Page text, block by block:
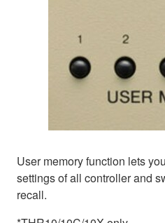
User memory function lets
settings of all controller and
recall.